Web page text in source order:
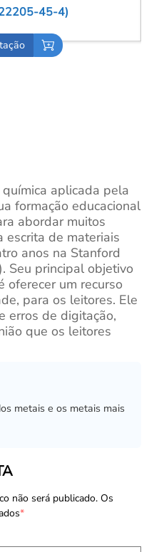
aplicada pela
formação educacional
abordar muitos
escrita de materiais
anos na Stanford
Seu principal objetivo
oferecer um recurso
para os leitores. Ele
erros de digitação,
que os leitores
metais e os metais mais
não será publicado. Os
*